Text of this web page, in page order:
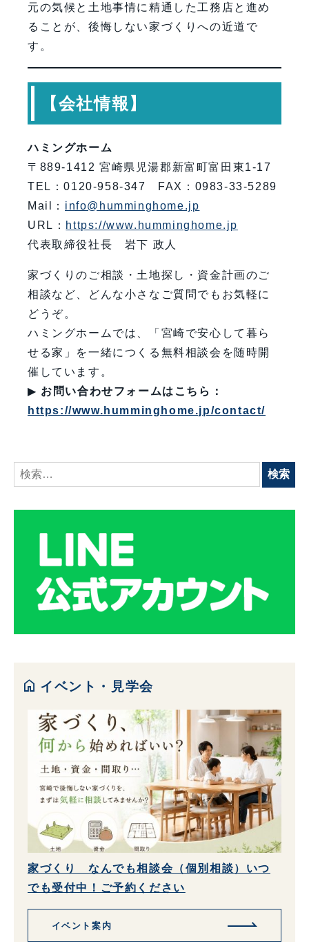
元の気候と土地事情に精通した工務店と進め
ることが、後悔しない家づくりへの近道で
す。
【会社情報】
ハミングホーム
〒889-1412 宮崎県児湯郡新富町富田東1-17
TEL：0120-958-347 FAX：0983-33-5289
Mail： info@humminghome.jp
URL： https://www.humminghome.jp
代表取締役社長 岩下 政人
家づくりのご相談・土地探し・資金計画のご
相談など、どんな小さなご質問でもお気軽に
どうぞ。
ハミングホームでは、「宮崎で安心して暮ら
せる家」を一緒につくる無料相談会を随時開
催しています。
▶ お問い合わせフォームはこちら：
https://www.humminghome.jp/contact/
検
索:
home イベント・見学会
家づくり なんでも相談会（個別相談）いつ
でも受付中！ご予約ください
イベント案内